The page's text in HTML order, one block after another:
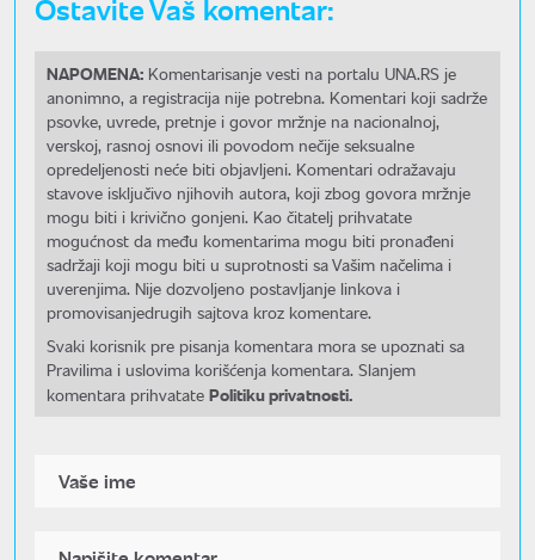
NAPOMENA: Komentarisanje vesti na portalu UNA.RS je
anonimno, a registracija nije potrebna. Komentari koji sadrže
psovke, uvrede, pretnje i govor mržnje na nacionalnoj,
verskoj, rasnoj osnovi ili povodom nečije seksualne
opredeljenosti neće biti objavljeni. Komentari odražavaju
stavove isključivo njihovih autora, koji zbog govora mržnje
mogu biti i krivično gonjeni. Kao čitatelj prihvatate
mogućnost da među komentarima mogu biti pronađeni
sadržaji koji mogu biti u suprotnosti sa Vašim načelima i
uverenjima. Nije dozvoljeno postavljanje linkova i
promovisanjedrugih sajtova kroz komentare.
Svaki korisnik pre pisanja komentara mora se upoznati sa
Pravilima i uslovima korišćenja komentara. Slanjem
komentara prihvatate Politiku privatnosti.